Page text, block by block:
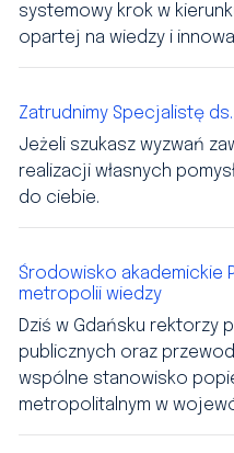
systemowy krok w
opartej na wiedzy i
Zatrudnimy Specjalistę
Jeżeli szukasz wyzwań
realizacji własnych
do ciebie.
Środowisko akademickie
metropolii wiedzy
Dziś w Gdańsku rektorzy
publicznych oraz
wspólne stanowisko
metropolitalnym w